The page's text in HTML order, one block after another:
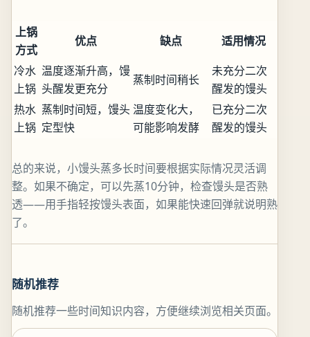
上锅
方式
优点 缺点
适用情况
冷水
上锅
温度逐渐升高，馒
头醒发更充分
蒸制时间稍长
未充分二次
醒发的馒头
热水
上锅
蒸制时间短，馒头
定型快
温度变化大，
可能影响发酵
已充分二次
醒发的馒头
总的来说，小馒头蒸多长时间要根据实际情况灵活调
整。如果不确定，可以先蒸10分钟，检查馒头是否熟
透——用手指轻按馒头表面，如果能快速回弹就说明熟
了。
随机推荐
随机推荐一些时间知识内容，方便继续浏览相关页面。